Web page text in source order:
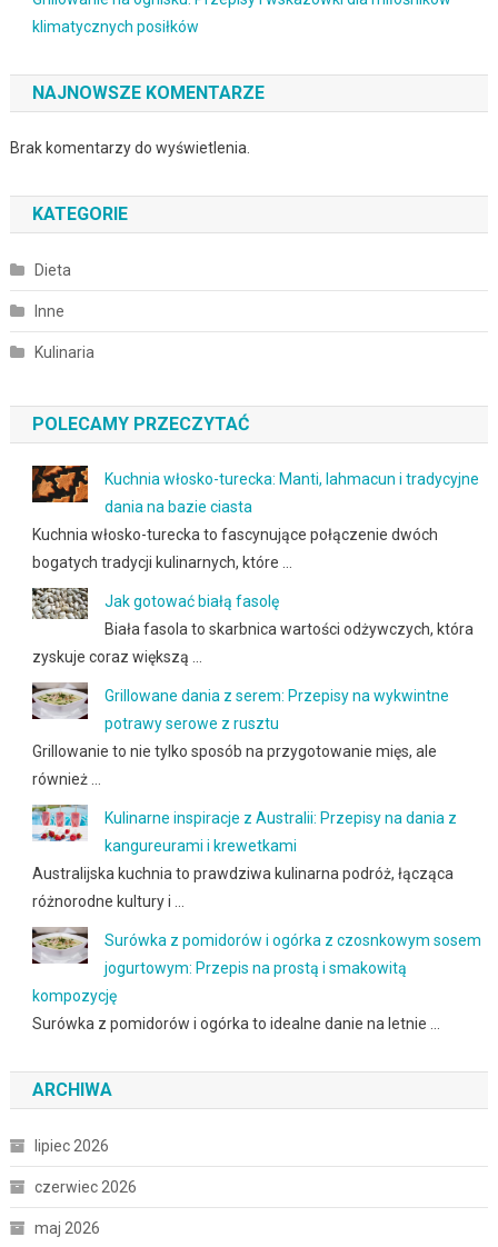
klimatycznych posiłków
NAJNOWSZE KOMENTARZE
Brak komentarzy do wyświetlenia.
KATEGORIE
Dieta
Inne
Kulinaria
POLECAMY PRZECZYTAĆ
Kuchnia włosko-turecka: Manti, lahmacun i tradycyjne
dania na bazie ciasta
Kuchnia włosko-turecka to fascynujące połączenie dwóch
bogatych tradycji kulinarnych, które …
Jak gotować białą fasolę
Biała fasola to skarbnica wartości odżywczych, która
zyskuje coraz większą …
Grillowane dania z serem: Przepisy na wykwintne
potrawy serowe z rusztu
Grillowanie to nie tylko sposób na przygotowanie mięs, ale
również …
Kulinarne inspiracje z Australii: Przepisy na dania z
kangureurami i krewetkami
Australijska kuchnia to prawdziwa kulinarna podróż, łącząca
różnorodne kultury i …
Surówka z pomidorów i ogórka z czosnkowym sosem
jogurtowym: Przepis na prostą i smakowitą
kompozycję
Surówka z pomidorów i ogórka to idealne danie na letnie …
ARCHIWA
lipiec 2026
czerwiec 2026
maj 2026